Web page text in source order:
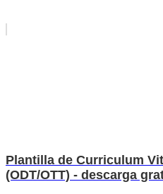
Plantilla de Curriculum
(ODT/OTT) - descarga